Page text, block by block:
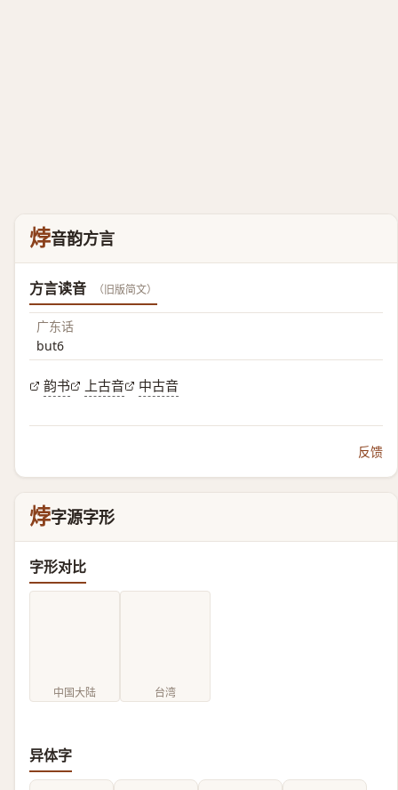
㶿音韵方言
方言读音 （旧版简文）
广东话
but6
韵书 上古音 中古音
反馈
㶿字源字形
字形对比
中国大陆 台湾
异体字